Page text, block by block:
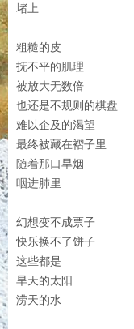
堵上
粗糙的皮
抚不平的肌理
被放大无数倍
也还是不规则的棋盘
难以企及的渴望
最终被藏在褶子里
随着那口旱烟
咽进肺里
幻想变不成票子
快乐换不了饼子
这些都是
旱天的太阳
涝天的水